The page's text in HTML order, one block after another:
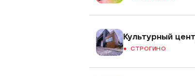
Культурный
СТРОГИНО